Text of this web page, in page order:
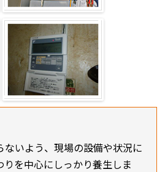
ないよう、現場の設備や状況に
を中心にしっかり養生しま